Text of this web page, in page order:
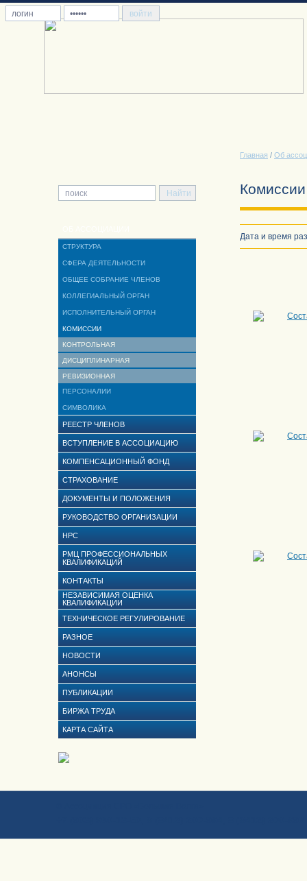
Главная / Об
СТРУКТУРА
СФЕРА ДЕЯТЕЛЬНОСТИ
ОБЩЕЕ СОБРАНИЕ ЧЛЕНОВ
КОЛЛЕГИАЛЬНЫЙ ОРГАН
ИСПОЛНИТЕЛЬНЫЙ ОРГАН
КОМИССИИ
КОНТРОЛЬНАЯ
ДИСЦИПЛИНАРНАЯ
РЕВИЗИОННАЯ
ПЕРСОНАЛИИ
СИМВОЛИКА
РЕЕСТР ЧЛЕНОВ
ВСТУПЛЕНИЕ В АССОЦИАЦИЮ
КОМПЕНСАЦИОННЫЙ ФОНД
СТРАХОВАНИЕ
ДОКУМЕНТЫ И ПОЛОЖЕНИЯ
РУКОВОДСТВО ОРГАНИЗАЦИИ
НРС
РМЦ ПРОФЕССИОНАЛЬНЫХ
КВАЛИФИКАЦИЙ
КОНТАКТЫ
НЕЗАВИСИМАЯ ОЦЕНКА
КВАЛИФИКАЦИИ
ТЕХНИЧЕСКОЕ РЕГУЛИРОВАНИЕ
РАЗНОЕ
НОВОСТИ
АНОНСЫ
ПУБЛИКАЦИИ
БИРЖА ТРУДА
КАРТА САЙТА
Комиссии
Дата и время